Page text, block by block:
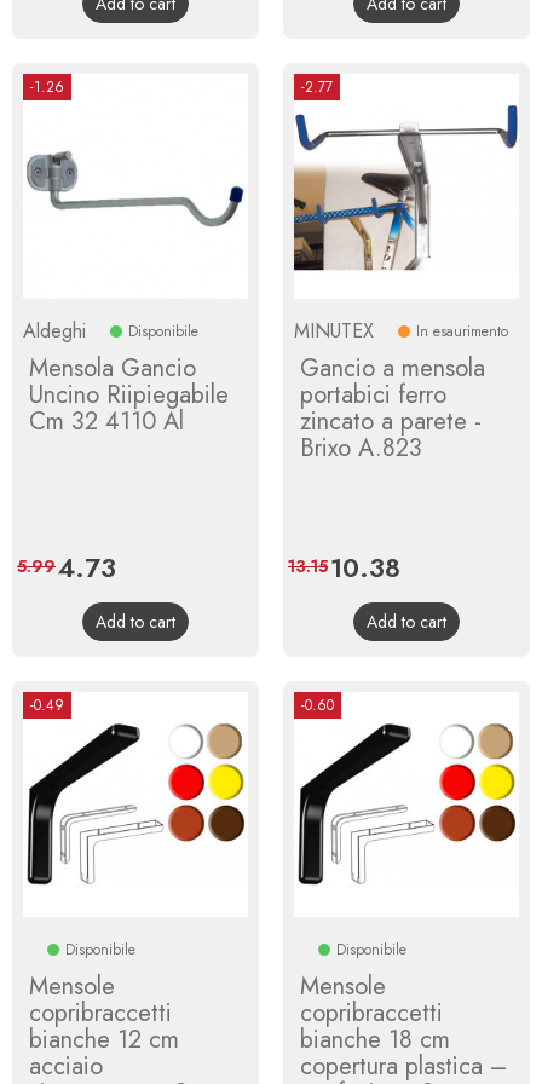
-1.26
Aldeghi Disponibile
Mensola Gancio
Uncino Riipiegabile
Cm 32 4110 Al
Price
4.73
price
5.99
Add to cart
-2.77
MINUTEX In esaurimento
Gancio a mensola
portabici ferro
zincato a parete -
Brixo A.823
Price
10.38
price
13.15
Add to cart
-0.49
Disponibile
Mensole
copribraccetti
bianche 12 cm
acciaio
-0.60
Disponibile
Mensole
copribraccetti
bianche 18 cm
copertura plastica –